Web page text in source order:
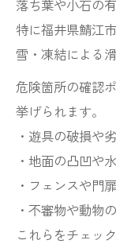
落ち葉や小石の
特に福井県鯖江
雪・凍結による
危険箇所の確認
挙げられます。
・遊具の破損や
・地面の凸凹や
・フェンスや門
・不審物や動物
これらをチェッ